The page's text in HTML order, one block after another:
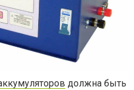
должна быть